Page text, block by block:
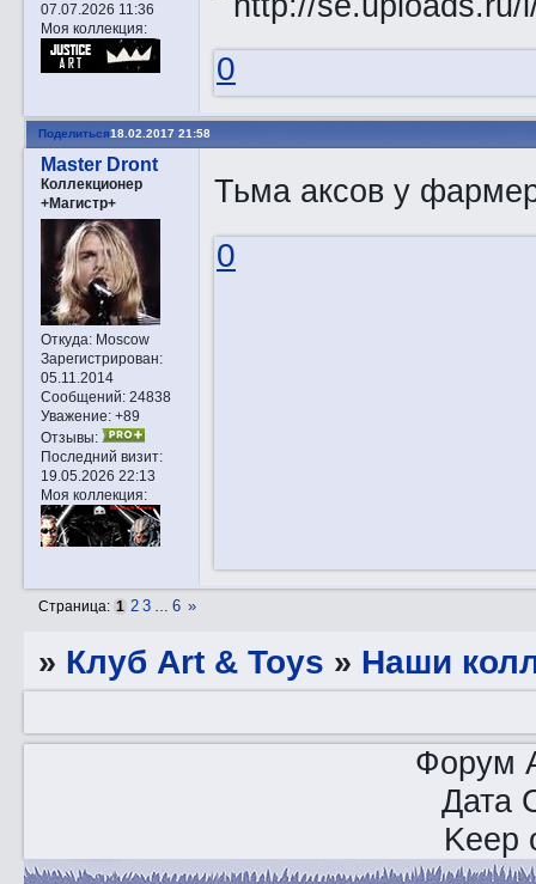
07.07.2026 11:36
Моя коллекция:
0
Поделиться18.02.2017 21:58
Master Dront
Коллекционер
+Магистр+
Откуда:Moscow
Зарегистрирован:
05.11.2014
Сообщений:24838
Уважение: +89
Отзывы:
Последний визит:
19.05.2026 22:13
Моя коллекция:
Тьма аксов у
0
Страница: 1 2 3 … 6 »
» Клуб Art & Toys » Наши
Форум
Дата
Keep